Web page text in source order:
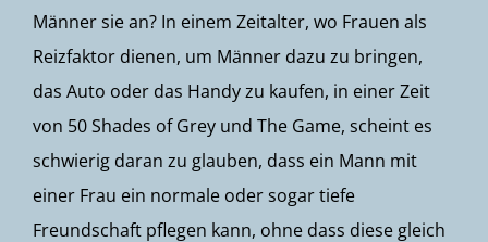
Männer sie an? In einem Zeitalter, wo Frauen als
Reizfaktor dienen, um Männer dazu zu bringen,
das Auto oder das Handy zu kaufen, in einer Zeit
von 50 Shades of Grey und The Game, scheint es
schwierig daran zu glauben, dass ein Mann mit
einer Frau ein normale oder sogar tiefe
Freundschaft pflegen kann, ohne dass diese gleich